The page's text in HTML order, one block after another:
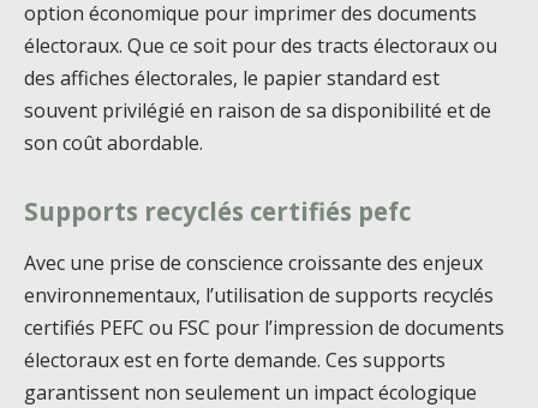
option économique pour imprimer des documents
électoraux. Que ce soit pour des tracts électoraux ou
des affiches électorales, le papier standard est
souvent privilégié en raison de sa disponibilité et de
son coût abordable.
Supports recyclés certifiés pefc
Avec une prise de conscience croissante des enjeux
environnementaux, l’utilisation de supports recyclés
certifiés PEFC ou FSC pour l’impression de documents
électoraux est en forte demande. Ces supports
garantissent non seulement un impact écologique